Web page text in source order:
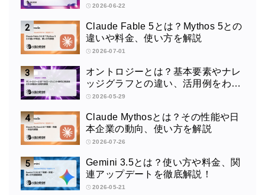
2026-06-22
Claude Fable 5とは？Mythos 5との
違いや料金、使い方を解説
2026-07-01
オントロジーとは？基本要素やナレ
ッジグラフとの違い、活用例をわか
りやすく解説
2026-05-29
Claude Mythosとは？その性能や日
本企業の動向、使い方を解説
2026-07-26
Gemini 3.5とは？使い方や料金、関
連アップデートを徹底解説！
2026-05-21